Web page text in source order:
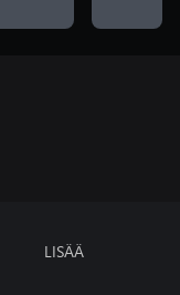
LISÄÄ